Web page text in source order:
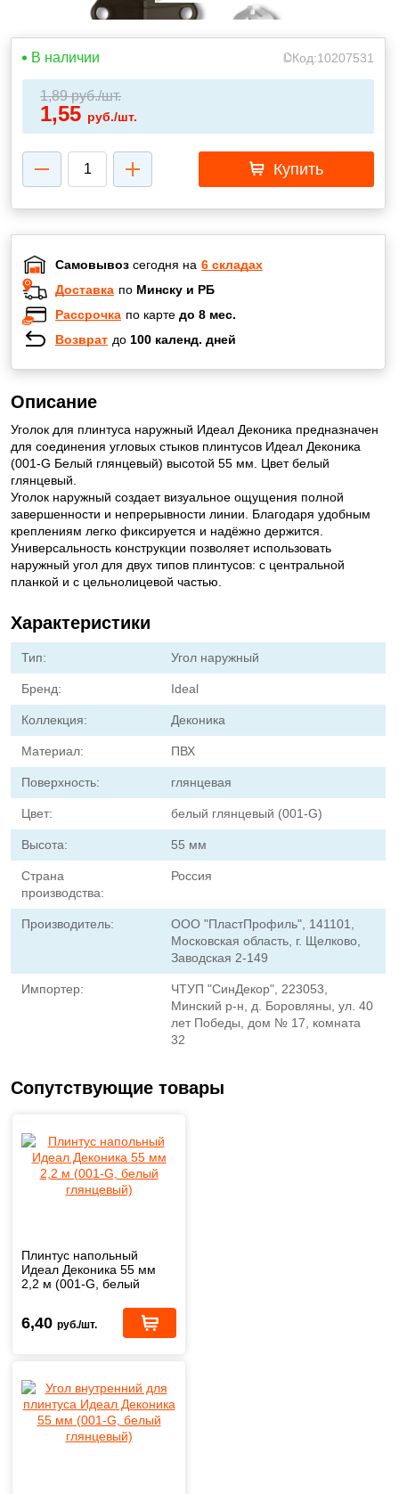
В наличии Код:10207531
1,89руб./шт.
1,55 руб./шт.
Купить
Самовывоз сегодня на 6 складах
Доставка по Минску и РБ
Рассрочка по карте до 8 мес.
Возврат до 100 календ. дней
Описание
Уголок для плинтуса наружный Идеал Деконика предназначен
для соединения угловых стыков плинтусов Идеал Деконика
(001-G Белый глянцевый) высотой 55 мм. Цвет белый
глянцевый.
Уголок наружный создает визуальное ощущения полной
завершенности и непрерывности линии. Благодаря удобным
креплениям легко фиксируется и надёжно держится.
Универсальность конструкции позволяет использовать
наружный угол для двух типов плинтусов: с центральной
планкой и с цельнолицевой частью.
Характеристики
Тип: Угол наружный
Бренд: Ideal
Коллекция: Деконика
Материал: ПВХ
Поверхность: глянцевая
Цвет: белый глянцевый (001-G)
Высота: 55 мм
Страна
производства:
Россия
Производитель:
ООО "ПластПрофиль", 141101,
Московская область, г. Щелково,
Заводская 2-149
Импортер:
ЧТУП "СинДекор", 223053,
Минский р-н, д. Боровляны, ул. 40
лет Победы, дом № 17, комната
32
Сопутствующие товары
Плинтус напольный
Идеал Деконика 55 мм
2,2 м (001-G, белый
6,40 руб./шт.